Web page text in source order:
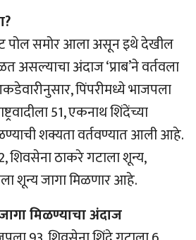
पोल समोर आला असून इथे देखील
असल्याचा अंदाज ‘प्राब’ने वर्तवला
पिंपरीमध्ये भाजपला
51, एकनाथ शिंदेंच्या
शक्यता वर्तवण्यात आली आहे.
शिवसेना ठाकरे गटाला शून्य,
शून्य जागा मिळणार आहे.
मिळण्याचा अंदाज